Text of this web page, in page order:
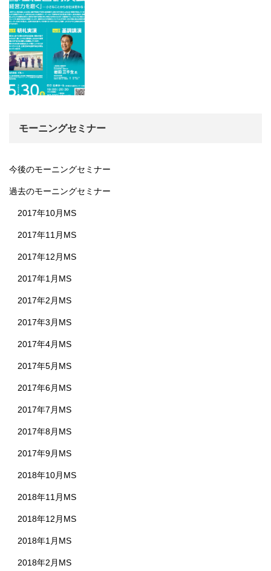
モーニングセミナー
今後のモーニングセミナー
過去のモーニングセミナー
2017年10月MS
2017年11月MS
2017年12月MS
2017年1月MS
2017年2月MS
2017年3月MS
2017年4月MS
2017年5月MS
2017年6月MS
2017年7月MS
2017年8月MS
2017年9月MS
2018年10月MS
2018年11月MS
2018年12月MS
2018年1月MS
2018年2月MS